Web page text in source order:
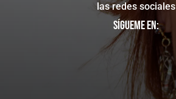
las redes sociales
Sígueme en: